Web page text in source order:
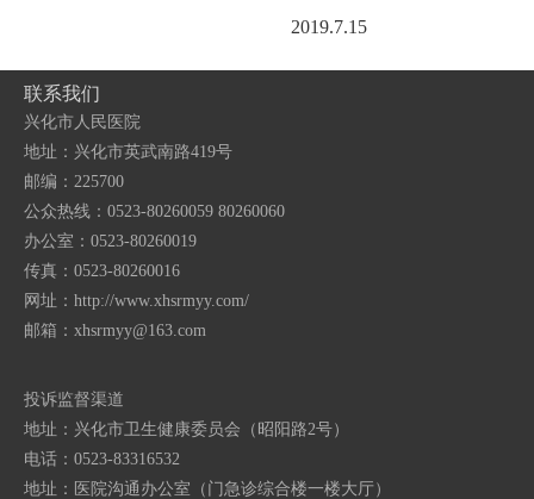
2019.7.15
联系我们
兴化市人民医院
地址：兴化市英武南路419号
邮编：225700
公众热线：0523-80260059 80260060
办公室：0523-80260019
传真：0523-80260016
网址：http://www.xhsrmyy.com/
邮箱： xhsrmyy@163.com
投诉监督渠道
地址：兴化市卫生健康委员会（昭阳路2号）
电话：0523-83316532
地址：医院沟通办公室（门急诊综合楼一楼大厅）